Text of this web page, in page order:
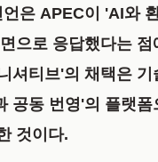
은 APEC이 'AI와
으로 응답했다는 점
셔티브'의 채택은 기
공동 번영'의 플랫폼
것이다.